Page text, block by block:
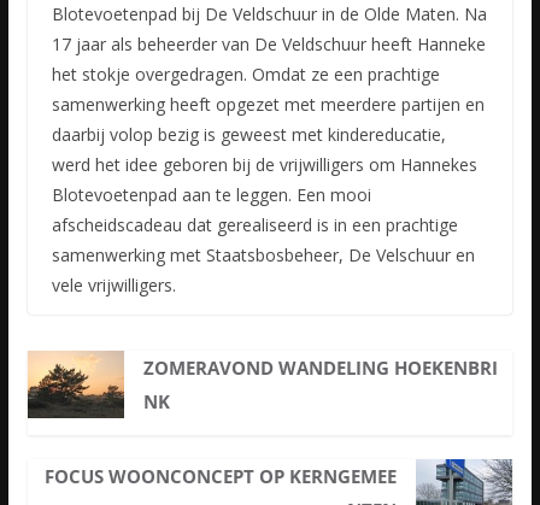
Blotevoetenpad bij De Veldschuur in de Olde Maten. Na
17 jaar als beheerder van De Veldschuur heeft Hanneke
het stokje overgedragen. Omdat ze een prachtige
samenwerking heeft opgezet met meerdere partijen en
daarbij volop bezig is geweest met kindereducatie,
werd het idee geboren bij de vrijwilligers om Hannekes
Blotevoetenpad aan te leggen. Een mooi
afscheidscadeau dat gerealiseerd is in een prachtige
samenwerking met Staatsbosbeheer, De Velschuur en
vele vrijwilligers.
ZOMERAVOND WANDELING HOEKENBRI
NK
FOCUS WOONCONCEPT OP KERNGEMEE